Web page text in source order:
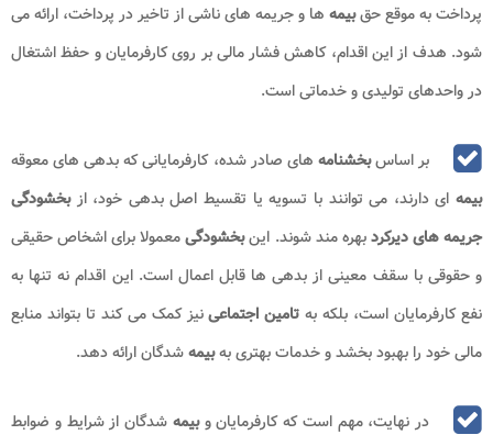
پرداخت به موقع حقبیمه ها و جریمه های ناشی از تاخیر در پرداخت، ارائه می
شود. هدف از این اقدام، کاهش فشار مالی بر روی کارفرمایان و حفظ اشتغال
در واحدهای تولیدی و خدماتی است.
بر اساسبخشنامه های صادر شده، کارفرمایانی که بدهی های معوقه
بیمه ای دارند، می توانند با تسویه یا تقسیط اصل بدهی خود، ازبخشودگی
جریمه های دیرکردبهره مند شوند. اینبخشودگیمعمولا برای اشخاص حقیقی
و حقوقی با سقف معینی از بدهی ها قابل اعمال است. این اقدام نه تنها به
نفع کارفرمایان است، بلکه بهتامین اجتماعینیز کمک می کند تا بتواند منابع
مالی خود را بهبود بخشد و خدمات بهتری بهبیمهشدگان ارائه دهد.
در نهایت، مهم است که کارفرمایان وبیمه شدگان از شرایط و ضوابط